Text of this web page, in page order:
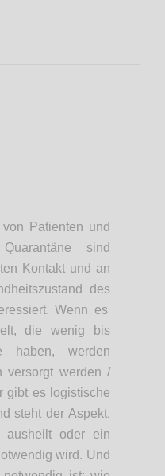
Patienten und
sind
Kontakt und an
des
Wenn es
die wenig bis
haben, werden
versorgt werden /
gibt es logistische
steht der Aspekt,
ausheilt oder ein
wird. Und